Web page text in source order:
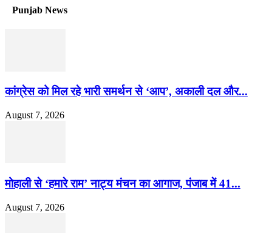
Punjab News
कांग्रेस को मिल रहे भारी समर्थन से ‘आप’, अकाली दल और...
August 7, 2026
मोहाली से ‘हमारे राम’ नाट्य मंचन का आगाज, पंजाब में 41...
August 7, 2026